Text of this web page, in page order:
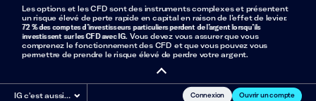
Les options et les CFD sont des instruments complexes et présentent
un risque élevé de perte rapide en capital en raison de l’effet de levier.
72 % des comptes d’investisseurs particuliers perdent de l’argent lorsqu’ils
investissent sur les CFD avec IG. Vous devez vous assurer que vous
comprenez le fonctionnement des CFD et que vous pouvez vous
permettre de prendre le risque élevé de perdre votre argent.
IG c'est aussi… Connexion Ouvrir un compte